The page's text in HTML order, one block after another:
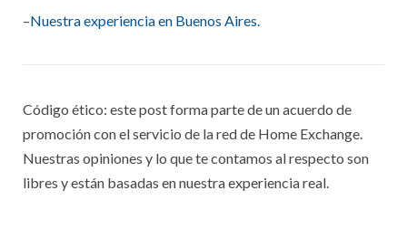
–Nuestra experiencia en Buenos Aires.
Código ético: este post forma parte de un acuerdo de
promoción con el servicio de la red de Home Exchange.
Nuestras opiniones y lo que te contamos al respecto son
libres y están basadas en nuestra experiencia real.